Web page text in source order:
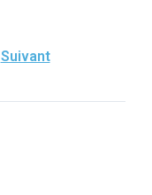
Suivant